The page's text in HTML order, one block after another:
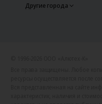
Другие города